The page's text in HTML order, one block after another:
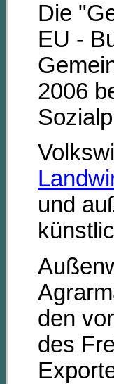
Die
EU -
2006
und
den
des